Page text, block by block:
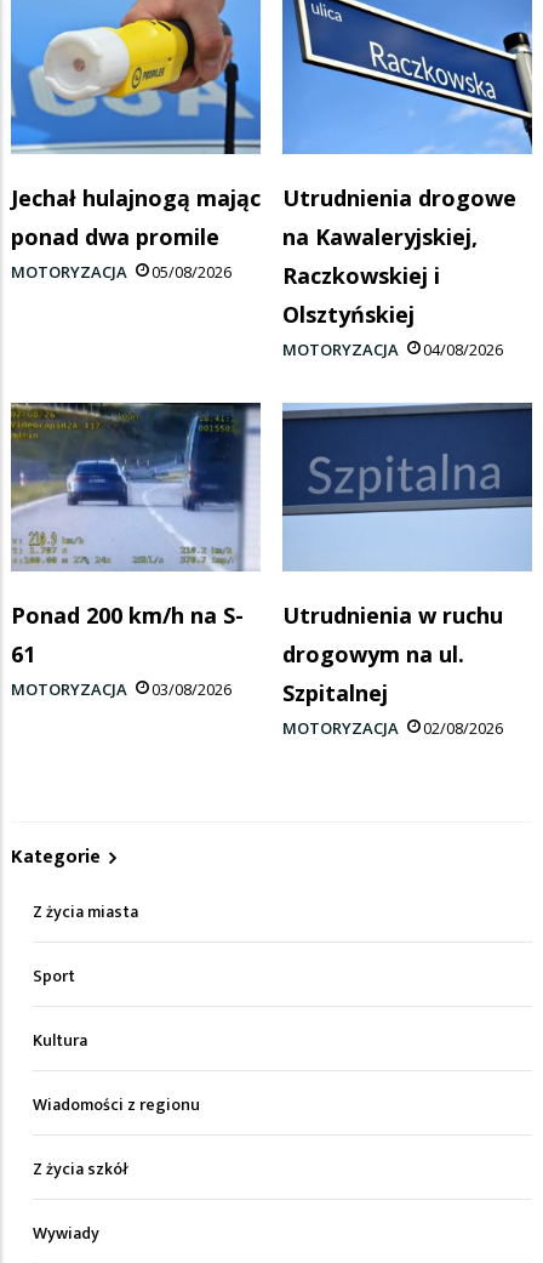
Jechał hulajnogą mając
ponad dwa promile
MOTORYZACJA 05/08/2026
Utrudnienia drogowe
na Kawaleryjskiej,
Raczkowskiej i
Olsztyńskiej
MOTORYZACJA 04/08/2026
Ponad 200 km/h na S-
61
MOTORYZACJA 03/08/2026
Utrudnienia w ruchu
drogowym na ul.
Szpitalnej
MOTORYZACJA 02/08/2026
Kategorie
Z życia miasta
Sport
Kultura
Wiadomości z regionu
Z życia szkół
Wywiady